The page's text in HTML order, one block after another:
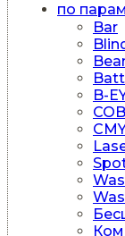
по
Bar
B-
COB